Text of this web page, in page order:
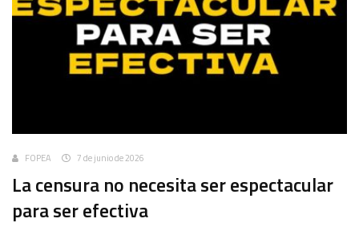
FOPEA 7 de junio de 2026
La censura no necesita ser espectacular
para ser efectiva